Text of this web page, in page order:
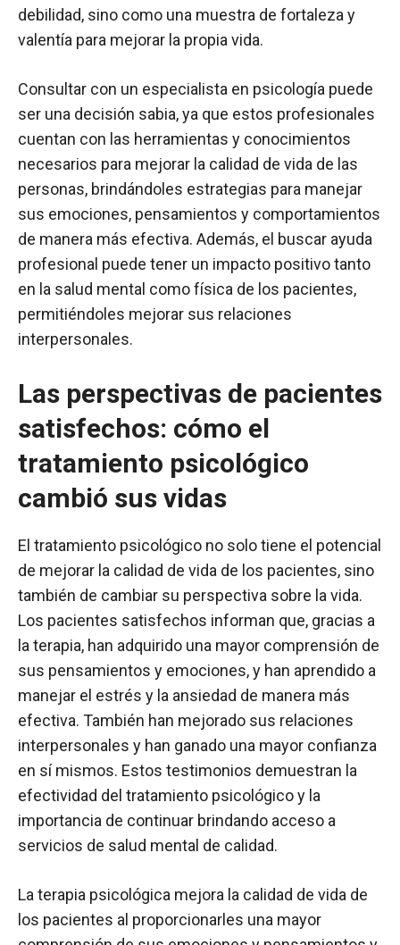
debilidad, sino como una muestra de fortaleza y
valentía para mejorar la propia vida.
Consultar con un especialista en psicología puede
ser una decisión sabia, ya que estos profesionales
cuentan con las herramientas y conocimientos
necesarios para mejorar la calidad de vida de las
personas, brindándoles estrategias para manejar
sus emociones, pensamientos y comportamientos
de manera más efectiva. Además, el buscar ayuda
profesional puede tener un impacto positivo tanto
en la salud mental como física de los pacientes,
permitiéndoles mejorar sus relaciones
interpersonales.
Las perspectivas de pacientes
satisfechos: cómo el
tratamiento psicológico
cambió sus vidas
El tratamiento psicológico no solo tiene el potencial
de mejorar la calidad de vida de los pacientes, sino
también de cambiar su perspectiva sobre la vida.
Los pacientes satisfechos informan que, gracias a
la terapia, han adquirido una mayor comprensión de
sus pensamientos y emociones, y han aprendido a
manejar el estrés y la ansiedad de manera más
efectiva. También han mejorado sus relaciones
interpersonales y han ganado una mayor confianza
en sí mismos. Estos testimonios demuestran la
efectividad del tratamiento psicológico y la
importancia de continuar brindando acceso a
servicios de salud mental de calidad.
La terapia psicológica mejora la calidad de vida de
los pacientes al proporcionarles una mayor